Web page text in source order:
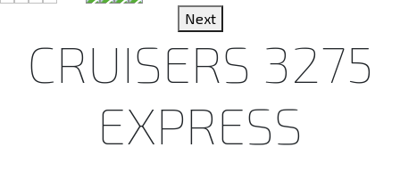
Next
CRUISERS 3275
EXPRESS